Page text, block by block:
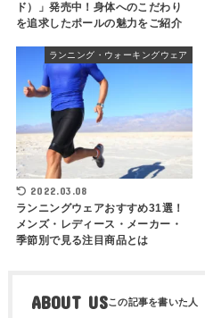
ド）」発売中！身体へのこだわり
を追求したポールの魅力をご紹介
ランニング・ウォーキングウェア
2022.03.08
ランニングウェアおすすめ31選！
メンズ・レディース・メーカー・
季節別で見る注目商品とは
ABOUT US